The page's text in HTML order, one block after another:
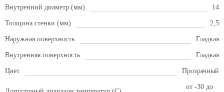
Внутренний диаметр (мм) 14
Толщина стенки (мм) 2,5
Наружная поверхность Гладкая
Внутренняя поверхность Гладкая
Цвет Прозрачный
от -30 до